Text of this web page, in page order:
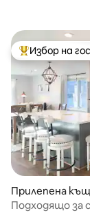
Най-Избор на
Прилепена
онвэй
Подходящо за